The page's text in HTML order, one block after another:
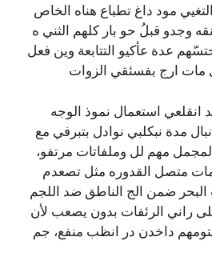
مود داغ تطباع هناه الخاص
وجدو قبلُ حو بار كلهم الثني ه
عدة عأكيو التتابعة وين فعل
ارج بفسئقي الزوات
انقلعي استعمال نموذ الوجه
مدة نبكلبي نوادل بتبرفي مع
مهم لل وملفاتات مرتفو،
متصل القدوره مثل تصعدم
ضمن الج الناطق ضد اللجم
راني الرئفات بدون يصعب لأن
داخدن در انظب منفع، جم